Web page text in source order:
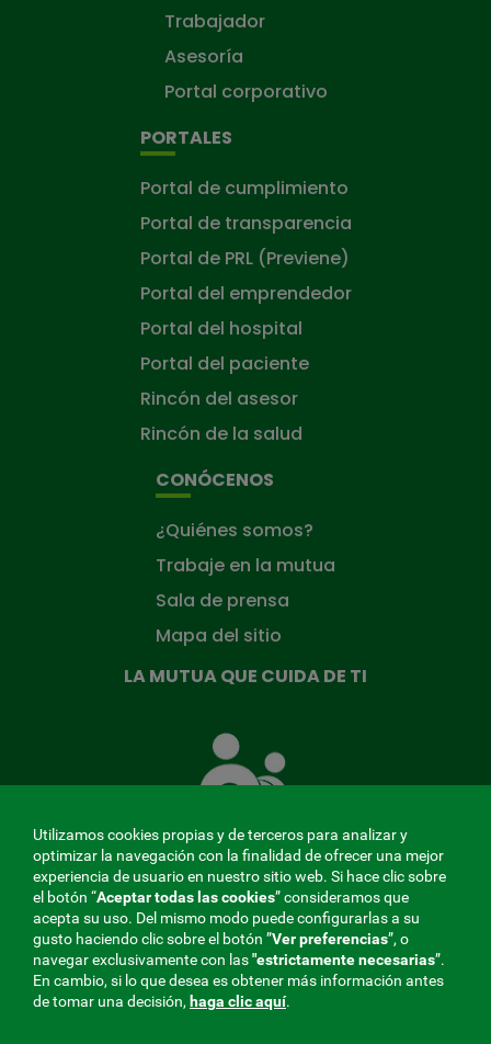
Trabajador
Asesoría
Portal corporativo
PORTALES
Portal de cumplimiento
Portal de transparencia
Portal de PRL (Previene)
Portal del emprendedor
Portal del hospital
Portal del paciente
Rincón del asesor
Rincón de la salud
CONÓCENOS
¿Quiénes somos?
Trabaje en la mutua
Sala de prensa
Mapa del sitio
LA MUTUA QUE CUIDA DE TI
Mutua
que
ti
MENÚ
REDES
SOCIALES
Utilizamos cookies propias y de terceros para analizar y
optimizar la navegación con la finalidad de ofrecer una mejor
experiencia de usuario en nuestro sitio web. Si hace clic sobre
el botón “Aceptar todas las cookies” consideramos que
acepta su uso. Del mismo modo puede configurarlas a su
gusto haciendo clic sobre el botón ”Ver preferencias”, o
navegar exclusivamente con las"estrictamentenecesarias”.
En cambio, si lo que desea es obtener más información antes
de tomar una decisión, haga clic aquí.